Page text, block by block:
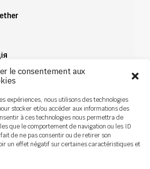
le consentement aux
expériences, nous utilisons des technologies
stocker et/ou accéder aux informations des
à ces technologies nous permettra de
que le comportement de navigation ou les ID
de ne pas consentir ou de retirer son
un effet négatif sur certaines caractéristiques et